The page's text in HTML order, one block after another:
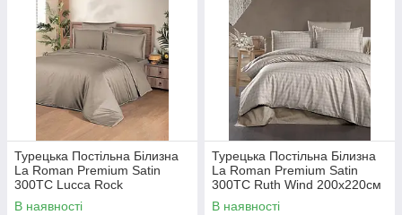
Турецька Постільна Білизна
La Roman Premium Satin
300TC Lucca Rock
200х220см
В наявності
Турецька Постільна Білизна
La Roman Premium Satin
300TC Ruth Wind 200х220см
В наявності